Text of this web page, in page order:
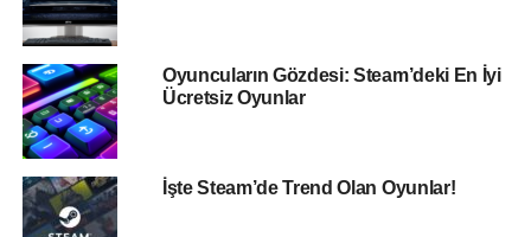
Oyuncuların Gözdesi: Steam’deki En İyi
Ücretsiz Oyunlar
İşte Steam’de Trend Olan Oyunlar!